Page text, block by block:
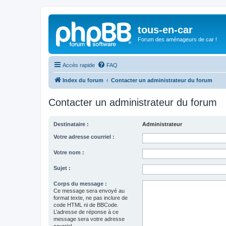
tous-en-car
Forum des aménageurs de car !
Accès rapide FAQ
Index du forum Contacter un administrateur du forum
Contacter un administrateur du forum
Destinataire : Administrateur
Votre adresse courriel :
Votre nom :
Sujet :
Corps du message :
Ce message sera envoyé au
format texte, ne pas inclure de
code HTML ni de BBCode.
L’adresse de réponse à ce
message sera votre adresse